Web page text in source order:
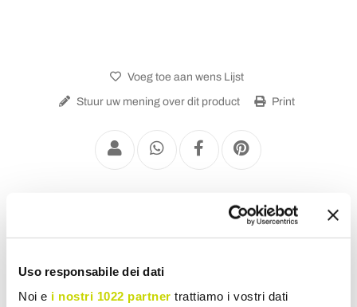
Uso responsabile dei dati
Noi e i nostri 1022 partner trattiamo i vostri dati
Voeg toe aan wens Lijst
Stuur uw mening over dit product Print